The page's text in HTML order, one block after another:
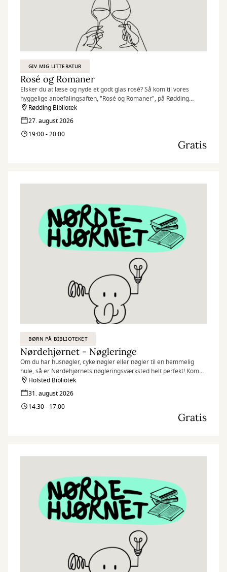
GIV MIG LITTERATUR
Rosé og Romaner
Elsker du at læse og nyde et godt glas rosé? Så kom til vores
hyggelige anbefalingsaften, "Rosé og Romaner", på Rødding
Bibliotek!
Tre af vores engagerede medarbejdere vil dele deres personlige
boganbefalinger og de nyeste litterære perler. Det bliver en aften
fyldt med inspirerende samtaler, lækre snacks og en afslappet
Det er gratis at deltage, men husk at trække en gratis billet her på
hjemmesiden!
Rødding Bibliotek
27. august 2026
19:00 - 20:00
Gratis
BØRN PÅ BIBLIOTEKET
Nørdehjørnet - Nøgleringe
Om du har husnøgler, cykelnøgler eller nøgler til en hemmelig
hule, så er Nørdehjørnets nøgleringsværksted helt perfekt! Kom
og lav en unik nøglering – til dig selv eller én du holder af.
Nørdehjørnet er vores tilbud til dig, der elsker at udfordre din
kreativitet og nysgerrighed. Vi kombinerer nye og genbrugte
materialer med vores egne idéer og skaber skøre, vilde og
Holsted Bibliotek
31. august 2026
14:30 - 17:00
Gratis